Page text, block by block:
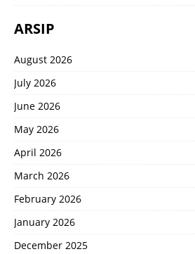
ARSIP
August 2026
July 2026
June 2026
May 2026
April 2026
March 2026
February 2026
January 2026
December 2025